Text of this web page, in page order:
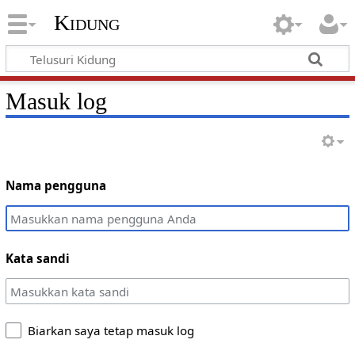
Kidung
Masuk log
Nama pengguna
Kata sandi
Biarkan saya tetap masuk log